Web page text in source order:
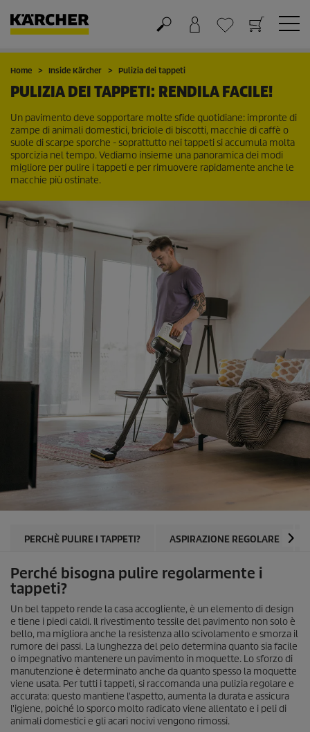
Carrello
Lista dei desideri
Home Inside Kärcher Pulizia dei tappeti
PULIZIA DEI TAPPETI: RENDILA FACILE!
Un pavimento deve sopportare molte sfide quotidiane: impronte di
zampe di animali domestici, briciole di biscotti, macchie di caffè o
suole di scarpe sporche - soprattutto nei tappeti si accumula molta
sporcizia nel tempo. Vediamo insieme una panoramica dei modi
migliore per pulire i tappeti e per rimuovere rapidamente anche le
macchie più ostinate.
PERCHÈ PULIRE I TAPPETI? ASPIRAZIONE REGOLARE
Perché bisogna pulire regolarmente i
tappeti?
Un bel tappeto rende la casa accogliente, è un elemento di design
e tiene i piedi caldi. Il rivestimento tessile del pavimento non solo è
bello, ma migliora anche la resistenza allo scivolamento e smorza il
rumore dei passi. La lunghezza del pelo determina quanto sia facile
o impegnativo mantenere un pavimento in moquette. Lo sforzo di
manutenzione è determinato anche da quanto spesso la moquette
viene usata. Per tutti i tappeti, si raccomanda una pulizia regolare e
accurata: questo mantiene l'aspetto, aumenta la durata e assicura
l'igiene, poiché lo sporco molto radicato viene allentato e i peli di
animali domestici e gli acari nocivi vengono rimossi.